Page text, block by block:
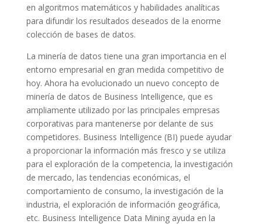
en algoritmos matemáticos y habilidades analíticas
para difundir los resultados deseados de la enorme
colección de bases de datos.
La minería de datos tiene una gran importancia en el
entorno empresarial en gran medida competitivo de
hoy. Ahora ha evolucionado un nuevo concepto de
minería de datos de Business Intelligence, que es
ampliamente utilizado por las principales empresas
corporativas para mantenerse por delante de sus
competidores. Business Intelligence (BI) puede ayudar
a proporcionar la información más fresco y se utiliza
para el exploración de la competencia, la investigación
de mercado, las tendencias económicas, el
comportamiento de consumo, la investigación de la
industria, el exploración de información geográfica,
etc. Business Intelligence Data Mining ayuda en la